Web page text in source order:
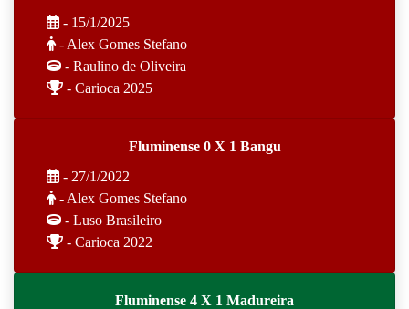
- 15/1/2025
- Alex Gomes Stefano
- Raulino de Oliveira
- Carioca 2025
Fluminense 0 X 1 Bangu
- 27/1/2022
- Alex Gomes Stefano
- Luso Brasileiro
- Carioca 2022
Fluminense 4 X 1 Madureira